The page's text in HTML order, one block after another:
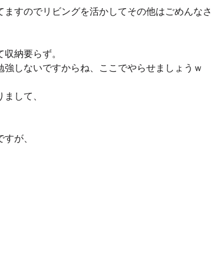
すのでリビングを活かしてその他はごめんなさ
納要らず。
しないですからね、ここでやらせましょうｗ
して、
が、